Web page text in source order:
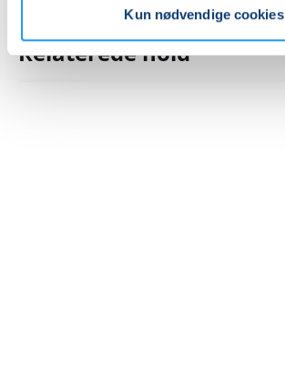
Kun nødvendige cookies
Relaterede hold